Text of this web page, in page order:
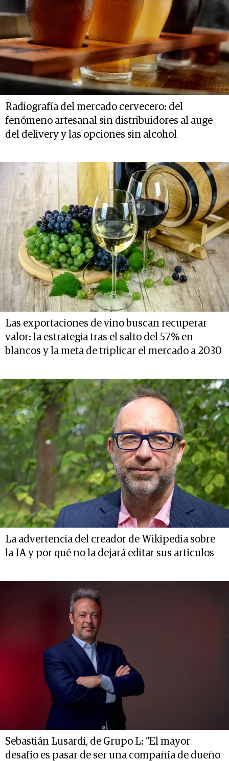
Radiografía del mercado cervecero: del
fenómeno artesanal sin distribuidores al auge
del delivery y las opciones sin alcohol
Las exportaciones de vino buscan recuperar
valor: la estrategia tras el salto del 57% en
blancos y la meta de triplicar el mercado a 2030
La advertencia del creador de Wikipedia sobre
la IA y por qué no la dejará editar sus artículos
Sebastián Lusardi, de Grupo L: “El mayor
desafío es pasar de ser una compañía de dueño